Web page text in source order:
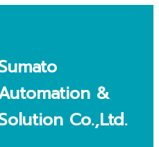
&
Co.,Ltd.